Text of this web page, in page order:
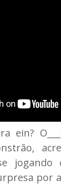
ein?
jogando
por